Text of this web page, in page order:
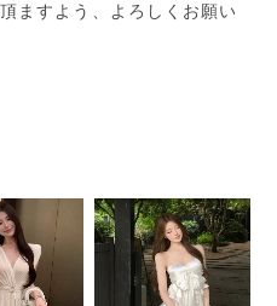
ますよう、よろしくお願い